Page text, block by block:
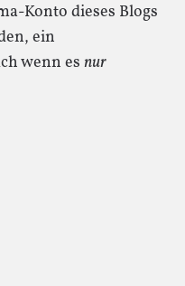
Konto dieses Blogs
ein
wenn esnur